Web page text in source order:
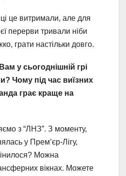
це витримали, але для
перерви тривали ніби
грати настільки довго.
у сьогоднішній грі
Чому під час виїзних
грає краще на
з “ЛНЗ”. З моменту,
у Прем’єр-Лігу,
Можна
вікнах. Можете